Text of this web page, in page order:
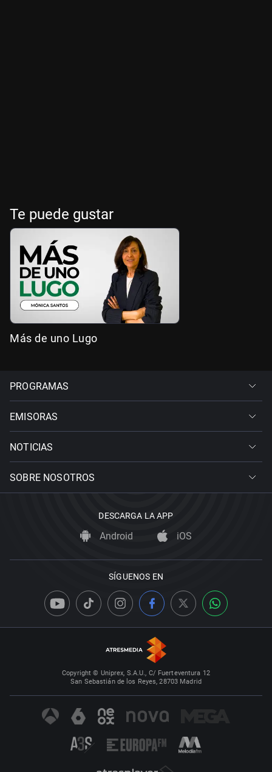
Te puede gustar
Más de uno Lugo
PROGRAMAS
EMISORAS
NOTICIAS
SOBRE NOSOTROS
DESCARGA LA APP
Android iOS
SÍGUENOS EN
Copyright © Uniprex, S.A.U., C/ Fuerteventura 12
San Sebastián de los Reyes, 28703 Madrid